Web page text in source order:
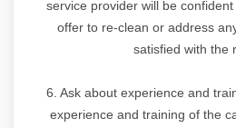
service provider will be
offer to re-clean or address
satisfied with the
6. Ask about experience and
experience and training of the